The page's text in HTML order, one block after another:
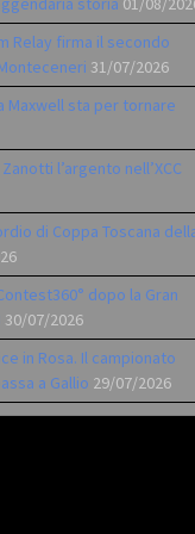
Relay firma il secondo
31/07/2026
Maxwell sta per tornare
l’argento nell’XCC
di Coppa Toscana
dopo la Gran
30/07/2026
in Rosa. Il campionato
a Gallio 29/07/2026